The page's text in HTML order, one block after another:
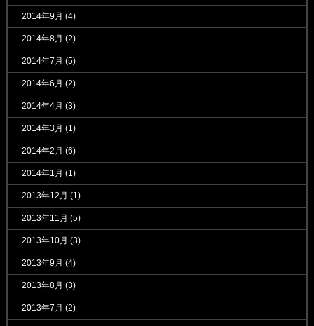
2014年9月 (4)
2014年8月 (2)
2014年7月 (5)
2014年6月 (2)
2014年4月 (3)
2014年3月 (1)
2014年2月 (6)
2014年1月 (1)
2013年12月 (1)
2013年11月 (5)
2013年10月 (3)
2013年9月 (4)
2013年8月 (3)
2013年7月 (2)